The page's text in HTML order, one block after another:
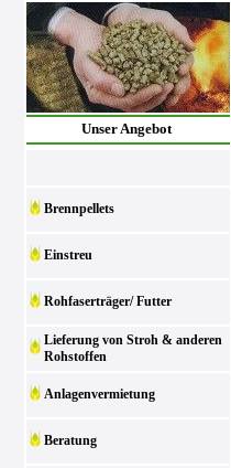
Unser Angebot
Brennpellets
Einstreu
Rohfaserträger/ Futter
Lieferung von Stroh & anderen
Rohstoffen
Anlagenvermietung
Beratung